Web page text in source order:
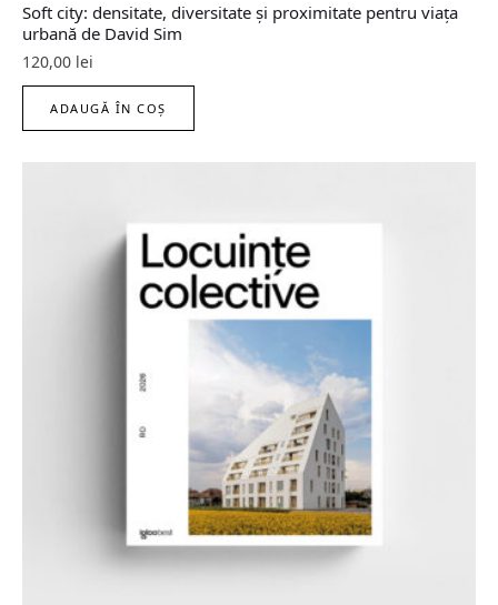
Soft city: densitate, diversitate şi proximitate pentru viaţa
urbană de David Sim
120,00 lei
ADAUGĂ ÎN COȘ